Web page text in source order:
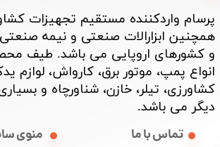
پرسام واردکننده مستقیم تجهیزات
همچنین ابزارالات صنعتی و نیمه
و کشورهای اروپایی می باشد. طیف
انواع پمپ، موتور برق، کارواش، لوازم
کشاورزی، تیلر، خازن، شناورچاه و
دیگر می باشد. ​​​​​​​
منوی تماس با ما